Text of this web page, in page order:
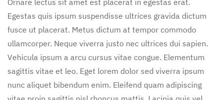
Egestas quis ipsum suspendisse ultrices gravida dictum
fusce ut placerat. Metus dictum at tempor commodo
ullamcorper. Neque viverra justo nec ultrices dui sapien.
Vehicula ipsum a arcu cursus vitae congue. Elementum
sagittis vitae et leo. Eget lorem dolor sed viverra ipsum
nunc aliquet bibendum enim. Eleifend quam adipiscing